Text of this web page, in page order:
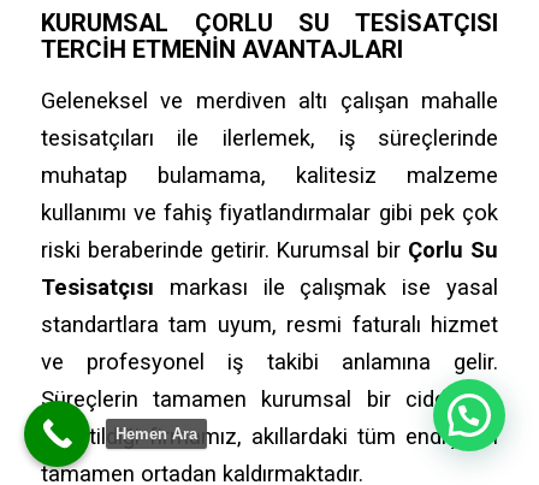
KURUMSAL ÇORLU SU TESISATÇISI
TERCIH ETMENIN AVANTAJLARI
Geleneksel ve merdiven altı çalışan mahalle
tesisatçıları ile ilerlemek, iş süreçlerinde
muhatap bulamama, kalitesiz malzeme
kullanımı ve fahiş fiyatlandırmalar gibi pek çok
riski beraberinde getirir. Kurumsal bir Çorlu Su
Tesisatçısı markası ile çalışmak ise yasal
standartlara tam uyum, resmi faturalı hizmet
ve profesyonel iş takibi anlamına gelir.
Süreçlerin tamamen kurumsal bir ciddiyetle
yönetildiği firmamız, akıllardaki tüm endişeleri
tamamen ortadan kaldırmaktadır.
Merhaba
Hemen Ara